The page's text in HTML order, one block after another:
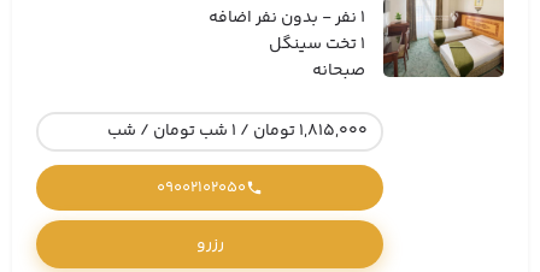
1 نفر - بدون نفر اضافه
1 تخت سینگل
صبحانه
1,815,000 تومان / 1 شب تومان / شب
09002102050
رزرو